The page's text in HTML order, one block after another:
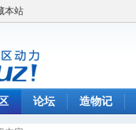
本站
论坛 造物记